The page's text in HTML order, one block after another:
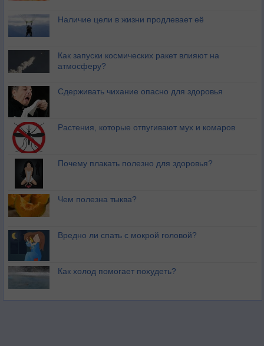
Наличие цели в жизни продлевает её
Как запуски космических ракет влияют на
атмосферу?
Сдерживать чихание опасно для здоровья
Растения, которые отпугивают мух и комаров
Почему плакать полезно для здоровья?
Чем полезна тыква?
Вредно ли спать с мокрой головой?
Как холод помогает похудеть?